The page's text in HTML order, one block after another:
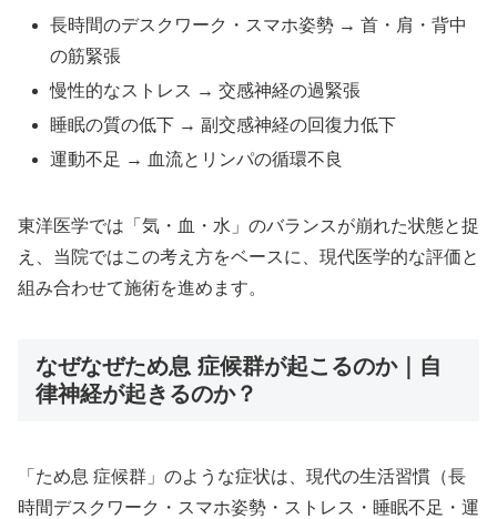
長時間のデスクワーク・スマホ姿勢 → 首・肩・背中
の筋緊張
慢性的なストレス → 交感神経の過緊張
睡眠の質の低下 → 副交感神経の回復力低下
運動不足 → 血流とリンパの循環不良
東洋医学では「気・血・水」のバランスが崩れた状態と捉
え、当院ではこの考え方をベースに、現代医学的な評価と
組み合わせて施術を進めます。
なぜなぜため息 症候群が起こるのか｜自
律神経が起きるのか？
「ため息 症候群」のような症状は、現代の生活習慣（長
時間デスクワーク・スマホ姿勢・ストレス・睡眠不足・運